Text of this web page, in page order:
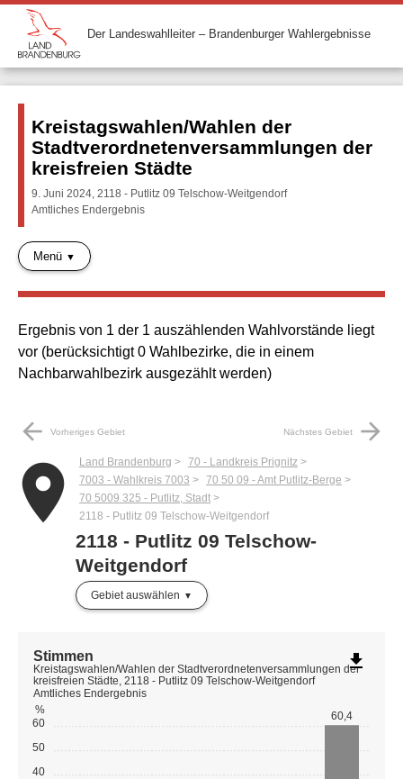
Der Landeswahlleiter – Brandenburger Wahlergebnisse
Kreistagswahlen/Wahlen der
Stadtverordnetenversammlungen der
kreisfreien Städte
9. Juni 2024, 2118 - Putlitz 09 Telschow-Weitgendorf
Amtliches Endergebnis
Menü
Ergebnis von 1 der 1 auszählenden Wahlvorstände liegt
vor (berücksichtigt 0 Wahlbezirke, die in einem
Nachbarwahlbezirk ausgezählt werden)
arrow_back Vorheriges Gebiet Nächstes Gebiet arrow_forward
place Land Brandenburg
70 - Landkreis Prignitz
7003 - Wahlkreis 7003
70 50 09 - Amt Putlitz-Berge
70 5009 325 - Putlitz, Stadt
2118 - Putlitz 09 Telschow-Weitgendorf
2118 - Putlitz 09 Telschow-
Weitgendorf
Gebiet auswählen
40
50
60
%
60,4
Stimmen
Kreistagswahlen/Wahlen der Stadtverordnetenversammlungen der
kreisfreien Städte, 2118 - Putlitz 09 Telschow-Weitgendorf
Amtliches Endergebnis
file_download